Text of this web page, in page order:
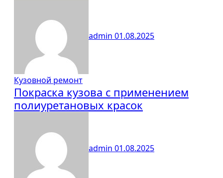
admin 01.08.2025
Кузовной ремонт
Покраска кузова с применением
полиуретановых красок
admin 01.08.2025